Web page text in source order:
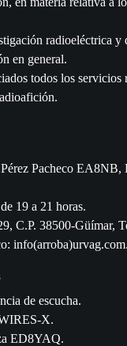
radioeléctrica y
en general.
todos los servicios
Pacheco EA8NB,
19 a 21 horas.
C.P. 38500-Güímar,
info(arroba)urvag.com.
de escucha.
X.
ED8YAQ.